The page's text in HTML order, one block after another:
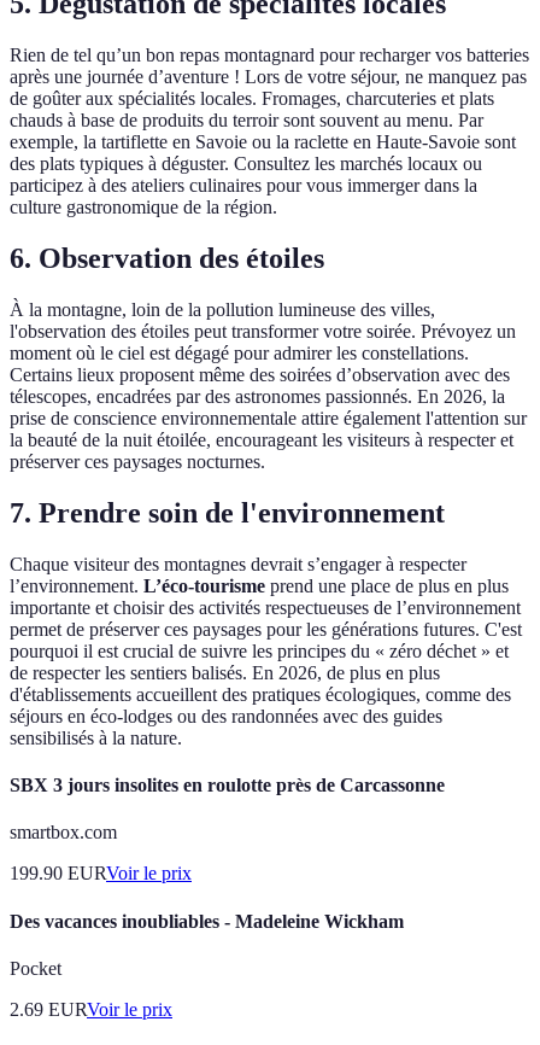
Rien de tel qu’un bon repas montagnard pour recharger vos batteries
après une journée d’aventure ! Lors de votre séjour, ne manquez pas
de goûter aux spécialités locales. Fromages, charcuteries et plats
chauds à base de produits du terroir sont souvent au menu. Par
exemple, la tartiflette en Savoie ou la raclette en Haute-Savoie sont
des plats typiques à déguster. Consultez les marchés locaux ou
participez à des ateliers culinaires pour vous immerger dans la
culture gastronomique de la région.
6. Observation des étoiles
À la montagne, loin de la pollution lumineuse des villes,
l'observation des étoiles peut transformer votre soirée. Prévoyez un
moment où le ciel est dégagé pour admirer les constellations.
Certains lieux proposent même des soirées d’observation avec des
télescopes, encadrées par des astronomes passionnés. En 2026, la
prise de conscience environnementale attire également l'attention sur
la beauté de la nuit étoilée, encourageant les visiteurs à respecter et
préserver ces paysages nocturnes.
7. Prendre soin de l'environnement
Chaque visiteur des montagnes devrait s’engager à respecter
l’environnement. L’éco-tourisme prend une place de plus en plus
importante et choisir des activités respectueuses de l’environnement
permet de préserver ces paysages pour les générations futures. C'est
pourquoi il est crucial de suivre les principes du « zéro déchet » et
de respecter les sentiers balisés. En 2026, de plus en plus
d'établissements accueillent des pratiques écologiques, comme des
séjours en éco-lodges ou des randonnées avec des guides
sensibilisés à la nature.
SBX 3 jours insolites en roulotte près de Carcassonne
smartbox.com
199.90 EURVoir le prix
Des vacances inoubliables - Madeleine Wickham
Pocket
2.69 EURVoir le prix